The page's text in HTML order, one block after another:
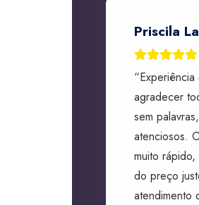
Priscila
agradecer
sem
atenciosos.
muito
do preço
atendimento